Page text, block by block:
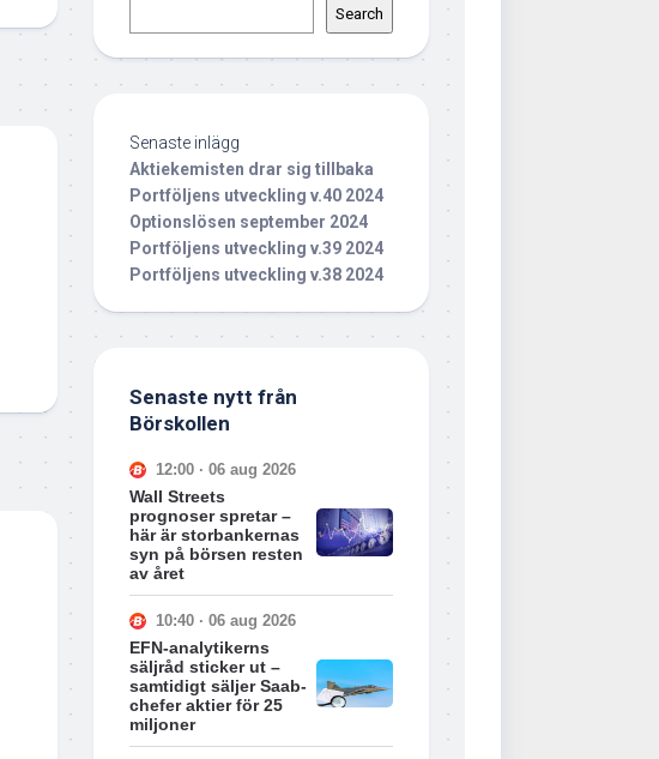
Search
Senaste inlägg
Aktiekemisten drar sig tillbaka
Portföljens utveckling v.40 2024
Optionslösen september 2024
Portföljens utveckling v.39 2024
Portföljens utveckling v.38 2024
Senaste nytt från
Börskollen
12:00 · 06 aug 2026
Wall Streets
prognoser spretar –
här är storbankernas
syn på börsen resten
av året
10:40 · 06 aug 2026
EFN-analytikerns
säljråd sticker ut –
samtidigt säljer Saab-
chefer aktier för 25
miljoner